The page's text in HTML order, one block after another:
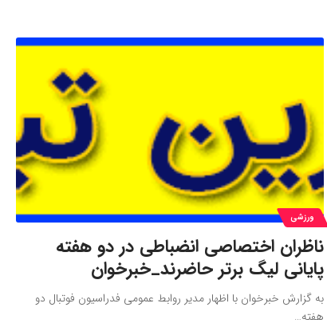
ورزشی
ناظران اختصاصی انضباطی در دو هفته
پایانی لیگ برتر حاضرند_خبرخوان
به گزارش خبرخوان با اظهار مدیر روابط عمومی فدراسیون فوتبال دو
هفته…